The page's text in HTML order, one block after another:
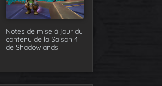
Notes de mise à jour du
contenu de la Saison 4
de Shadowlands